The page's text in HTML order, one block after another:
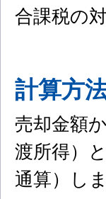
合課税の
計算方
売却金額
渡所得）
通算）しま